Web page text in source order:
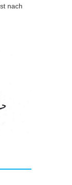
nach